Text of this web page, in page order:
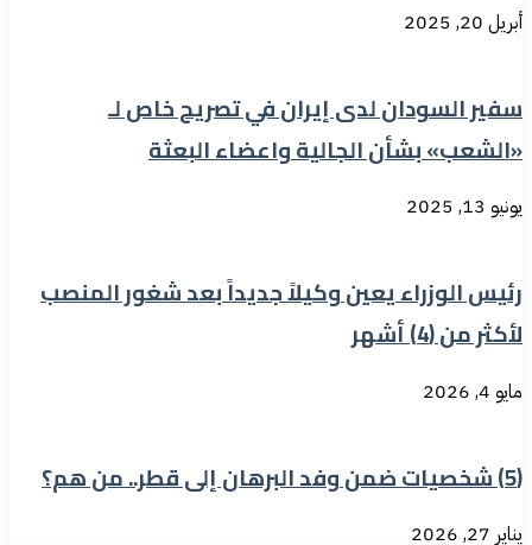
أبريل 20, 2025
سفير السودان لدى إيران في تصريح خاص لـ
«الشعب» بشأن الجالية واعضاء البعثة
يونيو 13, 2025
رئيس الوزراء يعين وكيلاً جديداً بعد شغور المنصب
لأكثر من (4) أشهر
مايو 4, 2026
(5) شخصيات ضمن وفد البرهان إلى قطر.. من هم؟
يناير 27, 2026